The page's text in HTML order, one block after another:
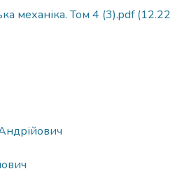
механіка. Том 4 (3).pdf(12.22